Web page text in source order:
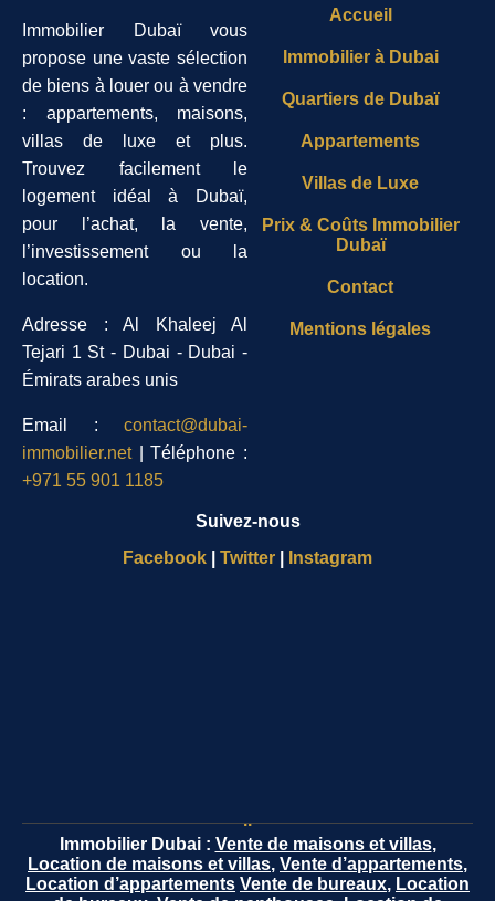
Immobilier Dubaï vous
propose une vaste sélection
de biens à louer ou à vendre
: appartements, maisons,
villas de luxe et plus.
Trouvez facilement le
logement idéal à Dubaï,
pour l’achat, la vente,
l’investissement ou la
location.
Adresse : Al Khaleej Al
Tejari 1 St - Dubai - Dubai -
Émirats arabes unis
Email : contact@dubai-
immobilier.net| Téléphone :
+971 55 901 1185
Accueil
Immobilier à Dubai
Quartiers de Dubaï
Appartements
Villas de Luxe
Prix & Coûts Immobilier
Dubaï
Contact
Mentions légales
Suivez-nous
Facebook
Twitter Instagram
..
Immobilier Dubai : Vente de maisons et villas,
Location de maisons et villas, Vente d’appartements,
Location d’appartements Vente de bureaux, Location